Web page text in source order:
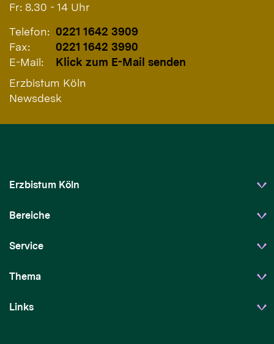
Fr: 8.30 - 14 Uhr
Telefon: 0221 1642 3909
Fax:
0221 1642 3990
E-Mail:
Klick zum E-Mail senden
Erzbistum Köln
Newsdesk
Erzbistum Köln
Bereiche
Service
Thema
Links